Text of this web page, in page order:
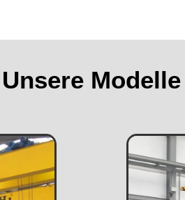
Unsere Modelle